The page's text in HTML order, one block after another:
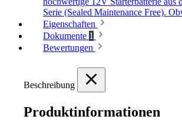
Serie (Sealed Maintenance Free).
Eigenschaften
Dokumente 1
Bewertungen
Beschreibung
Produktinformationen